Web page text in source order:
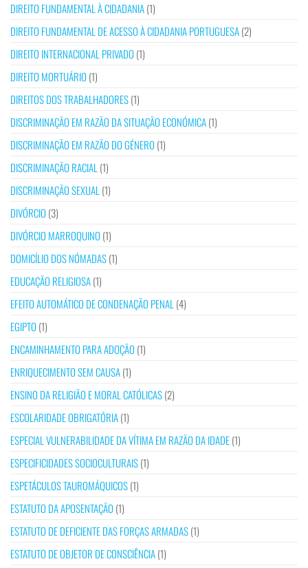
DIREITO FUNDAMENTAL À CIDADANIA(1)
DIREITO FUNDAMENTAL DE ACESSO À CIDADANIA PORTUGUESA(2)
DIREITO INTERNACIONAL PRIVADO (1)
DIREITO MORTUÁRIO (1)
DIREITOS DOS TRABALHADORES(1)
DISCRIMINAÇÃO EM RAZÃO DA SITUAÇÃO ECONÓMICA(1)
DISCRIMINAÇÃO EM RAZÃO DO GÉNERO (1)
DISCRIMINAÇÃO RACIAL (1)
DISCRIMINAÇÃO SEXUAL (1)
DIVÓRCIO (3)
DIVÓRCIO MARROQUINO (1)
DOMICÍLIO DOS NÓMADAS(1)
EDUCAÇÃO RELIGIOSA(1)
EFEITO AUTOMÁTICO DE CONDENAÇÃO PENAL (4)
EGIPTO (1)
ENCAMINHAMENTO PARA ADOÇÃO (1)
ENRIQUECIMENTO SEM CAUSA(1)
ENSINO DA RELIGIÃO E MORAL CATÓLICAS(2)
ESCOLARIDADE OBRIGATÓRIA(1)
ESPECIAL VULNERABILIDADE DA VÍTIMA EM RAZÃO DA IDADE(1)
ESPECIFICIDADES SOCIOCULTURAIS(1)
ESPETÁCULOS TAUROMÁQUICOS(1)
ESTATUTO DA APOSENTAÇÃO (1)
ESTATUTO DE DEFICIENTE DAS FORÇAS ARMADAS(1)
ESTATUTO DE OBJETOR DE CONSCIÊNCIA(1)